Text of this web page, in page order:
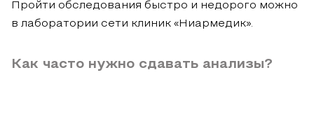
Пройти обследования быстро и недорого можно
в лаборатории сети клиник «Ниармедик».
Как часто нужно сдавать анализы?